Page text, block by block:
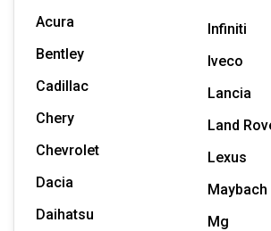
Acura
Bentley
Cadillac
Chery
Chevrolet
Dacia
Daihatsu
Infiniti
Iveco
Lancia
Land
Lexus
Maybach
Mg